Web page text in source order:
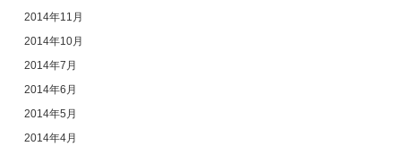
2014年11月
2014年10月
2014年7月
2014年6月
2014年5月
2014年4月